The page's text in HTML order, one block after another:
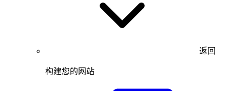
返回
构建您的网站